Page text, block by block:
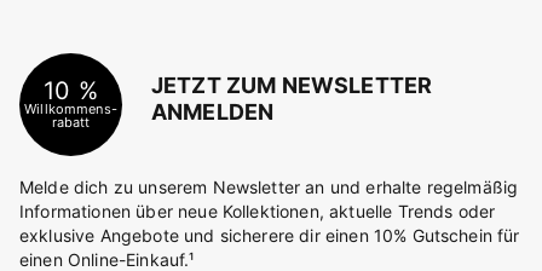
10 %
Willkommens-
rabatt
JETZT ZUM NEWSLETTER
ANMELDEN
Melde dich zu unserem Newsletter an und erhalte regelmäßig
Informationen über neue Kollektionen, aktuelle Trends oder
exklusive Angebote und sicherere dir einen 10% Gutschein für
einen Online-Einkauf.¹